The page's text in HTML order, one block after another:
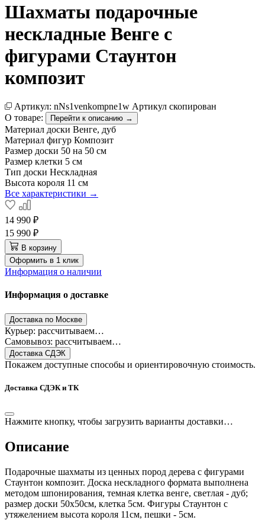
Шахматы подарочные
нескладные Венге с
фигурами Стаунтон
композит
Артикул: nNs1venkompne1w Артикул скопирован
О товаре:
Перейти к описанию →
Материал доски Венге, дуб
Материал фигур Композит
Размер доски 50 на 50 см
Размер клетки 5 см
Тип доски Нескладная
Высота короля 11 см
Все характеристики →
14 990 ₽
15 990 ₽
В корзину
Оформить в 1 клик
Информация о наличии
Информация о доставке
Доставка по Москве
Курьер: рассчитываем…
Самовывоз: рассчитываем…
Доставка СДЭК
Покажем доступные способы и ориентировочную стоимость.
Доставка СДЭК и ТК
Нажмите кнопку, чтобы загрузить варианты доставки…
Описание
Подарочные шахматы из ценных пород дерева с фигурами
Стаунтон композит. Доска нескладного формата выполнена
методом шпонирования, темная клетка венге, светлая - дуб;
размер доски 50х50см, клетка 5см. Фигуры Стаунтон с
утяжелением высота короля 11см, пешки - 5см.